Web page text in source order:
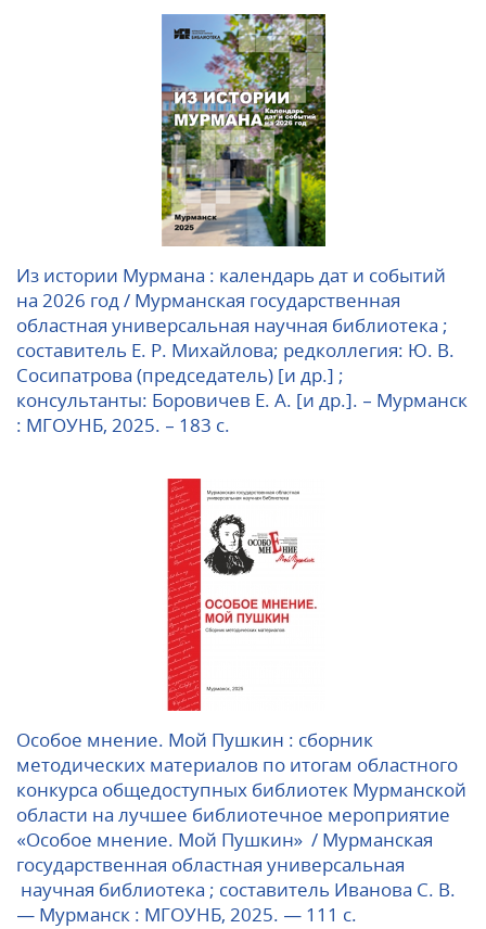
Из истории Мурмана : календарь дат и событий
на 2026 год / Мурманская государственная
областная универсальная научная библиотека ;
составитель Е. Р. Михайлова; редколлегия: Ю. В.
Сосипатрова (председатель) [и др.] ;
консультанты: Боровичев Е. А. [и др.]. – Мурманск
: МГОУНБ, 2025. – 183 с.
Особое мнение. Мой Пушкин : сборник
методических материалов по итогам областного
конкурса общедоступных библиотек Мурманской
области на лучшее библиотечное мероприятие
«Особое мнение. Мой Пушкин» / Мурманская
государственная областная универсальная
научная библиотека ; составитель Иванова С. В.
— Мурманск : МГОУНБ, 2025. — 111 с.